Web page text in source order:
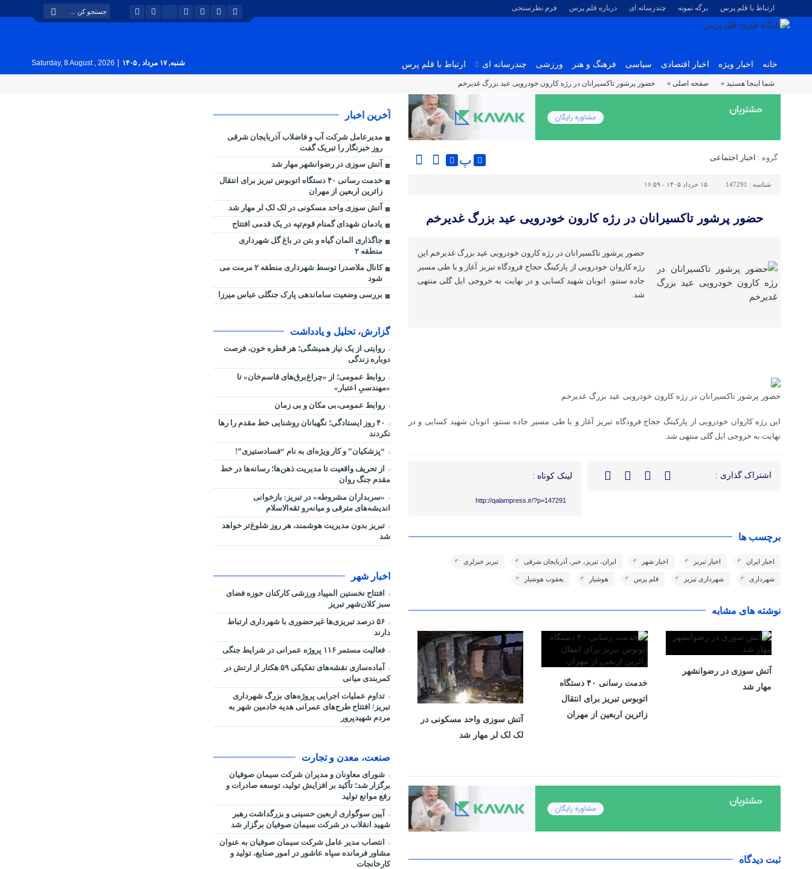
ارتباط با قلم پرس برگه نمونه چندرسانه ای درباره قلم پرس فرم نظرسنجی
خانه اخبار ویژه اخبار اقتصادی سیاسی فرهنگ و هنر ورزشی چندرسانه ای ارتباط با قلم پرس شنبه, ۱۷ مرداد , ۱۴۰۵ |
Saturday, 8 August , 2026
شما اینجا هستید » صفحه اصلی » حضور پرشور تاکسیرانان در رژه کارون خودرویی عید بزرگ غدیرخم
گروه : اخبار اجتماعی پ
شناسه : 147291 ۱۵ خرداد ۱۴۰۵ - ۱۶:۵۹
حضور پرشور تاکسیرانان در رژه کارون خودرویی عید بزرگ غدیرخم
حضور پرشور تاکسیرانان در رژه کارون خودرویی عید بزرگ غدیرخم این
رژه کاروان خودرویی از پارکینگ حجاج فرودگاه تبریز آغاز و با طی مسیر
جاده سنتو، اتوبان شهید کسایی و در نهایت به خروجی ایل گلی منتهی
شد.
حضور پرشور تاکسیرانان در رژه کارون خودرویی عید بزرگ غدیرخم
این رژه کاروان خودرویی از پارکینگ حجاج فرودگاه تبریز آغاز و با طی مسیر جاده سنتو، اتوبان شهید کسایی و در
نهایت به خروجی ایل گلی منتهی شد.
اشتراک گذاری : لینک کوتاه :
http://qalampress.ir/?p=147291
برچسب ها
اخبار ایران اخبار تبریز اخبار شهر ایران، تبریز، خبر، آذربایجان شرقی تبریز خبرلری
شهرداری شهرداری تبریز قلم پرس هوشیار یعقوب هوشیار
نوشته های مشابه
آتش سوزی در رضوانشهر
مهار شد
خدمت رسانی ۴۰ دستگاه
اتوبوس تبریز برای انتقال
زائرین اربعین از مهران
آتش سوزی واحد مسکونی در
لک لک لر مهار شد
ثبت دیدگاه
آخرین اخبار
مدیرعامل شرکت آب و فاضلاب آذربایجان شرقی
روز خبرنگار را تبریک گفت
آتش سوزی در رضوانشهر مهار شد
خدمت رسانی ۴۰ دستگاه اتوبوس تبریز برای انتقال
زائرین اربعین از مهران
آتش سوزی واحد مسکونی در لک لک لر مهار شد
یادمان شهدای گمنام قوم‌تپه در یک قدمی افتتاح
جاگذاری المان گیاه و بتن در باغ گل شهرداری
منطقه ۲
کانال ملاصدرا توسط شهرداری منطقه ۲ مرمت می
شود
بررسی وضعیت ساماندهی پارک جنگلی عباس میرزا
گزارش، تحلیل و یادداشت
روایتی از یک نیاز همیشگی؛ هر قطره خون، فرصت
دوباره زندگی
روابط عمومی؛ از «چراغ‌برق‌های قاسم‌خان» تا
«مهندسیِ اعتبار»
روابط عمومی،بی مکان و بی زمان
۴۰ روز ایستادگی؛ نگهبانان روشنایی خط مقدم را رها
نکردند
“پزشکیان” و کار ویژه‌ای به نام “فسادستیزی”!
از تحریف واقعیت تا مدیریت ذهن‌ها؛ رسانه‌ها در خط
مقدم جنگ روان
«سربداران مشروطه» در تبریز: بازخوانی
اندیشه‌های مترقی و میانه‌رو ثقه‌الاسلام
تبریز بدون مدیریت هوشمند، هر روز شلوغ‌تر خواهد
شد
اخبار شهر
افتتاح نخستین المپیاد ورزشی کارکنان حوزه فضای
سبز کلان‌شهر تبریز
۵۶ درصد تبریزی‌ها غیرحضوری با شهرداری ارتباط
دارند
فعالیت مستمر ۱۱۶ پروژه عمرانی در شرایط جنگی
آماده‌سازی نقشه‌های تفکیکی ۵۹ هکتار از ارتش در
کمربندی میانی
تداوم عملیات اجرایی پروژه‌های بزرگ شهرداری
تبریز/ افتتاح طرح‌های عمرانی هدیه خادمین شهر به
مردم شهیدپرور
صنعت، معدن و تجارت
شورای معاونان و مدیران شرکت سیمان صوفیان
برگزار شد؛ تأکید بر افزایش تولید، توسعه صادرات و
رفع موانع تولید
آیین سوگواری اربعین حسینی و بزرگداشت رهبر
شهید انقلاب در شرکت سیمان صوفیان برگزار شد
انتصاب مدیر عامل شرکت سیمان صوفیان به عنوان
مشاور فرمانده سپاه عاشور در امور صنایع، تولید و
کارخانجات